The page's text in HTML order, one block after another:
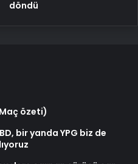
döndü
özeti)
bir yanda YPG biz de